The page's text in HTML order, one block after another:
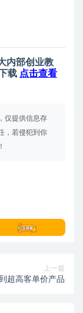
内部创业教
载 点击查看
仅提供信息存
，若侵犯到你
上一篇
超高客单价产品